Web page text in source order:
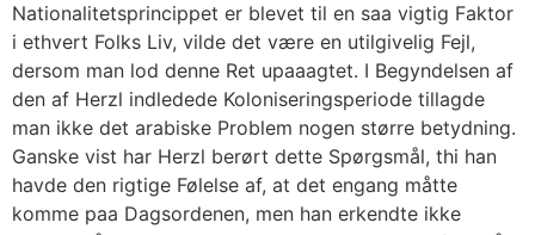
Nationalitetsprincippet er blevet til en saa vigtig Faktor
i ethvert Folks Liv, vilde det være en utilgivelig Fejl,
dersom man lod denne Ret upaaagtet. I Begyndelsen af
den af Herzl indledede Koloniseringsperiode tillagde
man ikke det arabiske Problem nogen større betydning.
Ganske vist har Herzl berørt dette Spørgsmål, thi han
havde den rigtige Følelse af, at det engang måtte
komme paa Dagsordenen, men han erkendte ikke